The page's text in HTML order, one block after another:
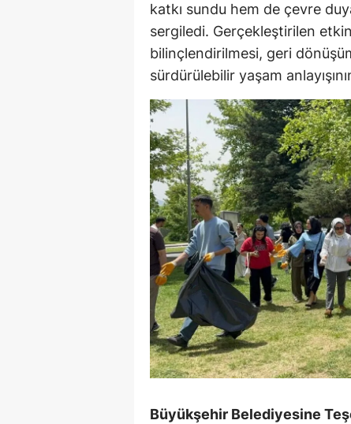
katkı sundu hem de çevre
sergiledi. Gerçekleştirilen
bilinçlendirilmesi, geri
sürdürülebilir yaşam
Büyükşehir Belediyesine